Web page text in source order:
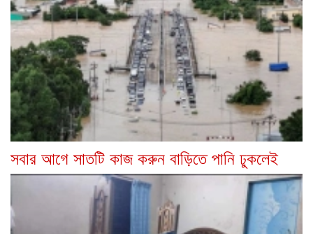
সবার আগে সাতটি কাজ করুন বাড়িতে পানি ঢুকলেই